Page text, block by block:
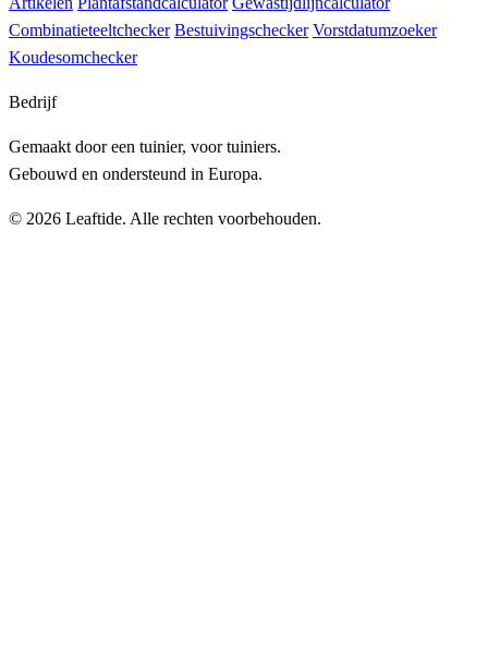
Combinatieteeltchecker Bestuivingschecker Vorstdatumzoeker
Koudesomchecker
Bedrijf
Gemaakt door een tuinier, voor tuiniers.
Gebouwd en ondersteund in Europa.
© 2026 Leaftide. Alle rechten voorbehouden.